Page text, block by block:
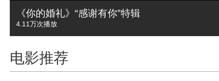
《你的婚礼》“感谢有你”特辑
4.11万次播放
电影推荐